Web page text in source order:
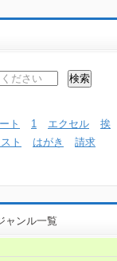
ト 1 エクセル
挨
ト はがき
請求
ャンル一覧